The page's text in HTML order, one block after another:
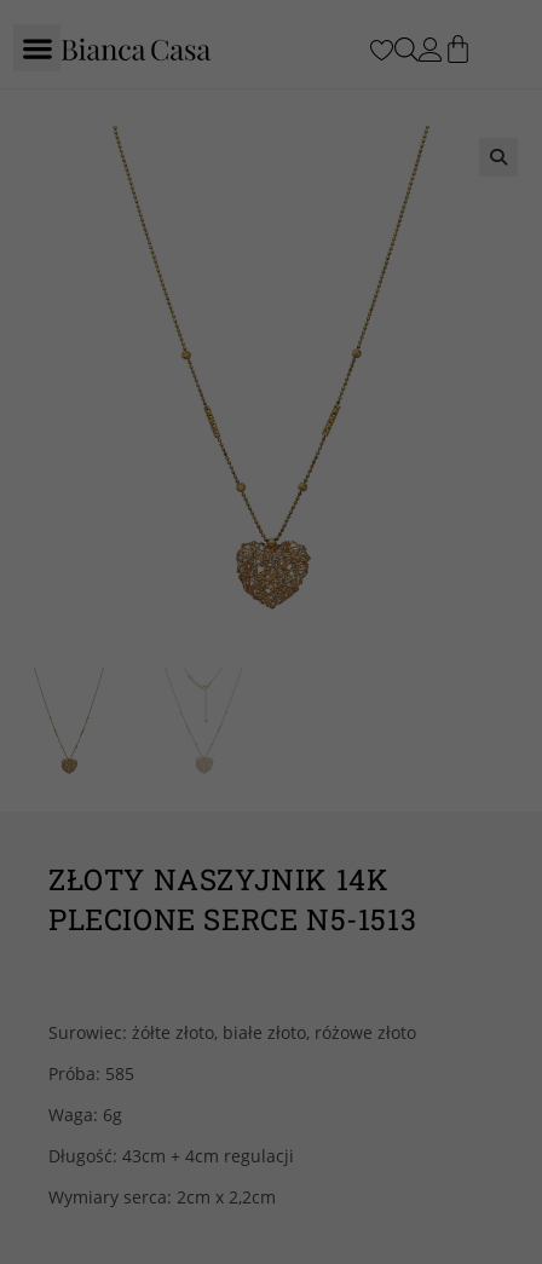
ZŁOTY NASZYJNIK 14K
PLECIONE SERCE N5-1513
Surowiec: żółte złoto, białe złoto, różowe złoto
Próba: 585
Waga: 6g
Długość: 43cm + 4cm regulacji
Wymiary serca: 2cm x 2,2cm